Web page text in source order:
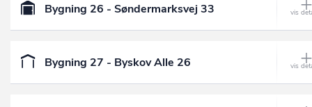
Bygning 26 - Søndermarksvej 33
Bygning 27 - Byskov Alle 26